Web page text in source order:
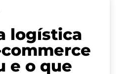
logística
e o que